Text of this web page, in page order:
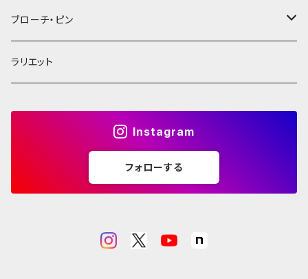
シルバー
チタン
チタン
シルバー
シルバー
K18/K14
ブローチ・ピン
シルバー
ラリエット
Instagram
フォローする